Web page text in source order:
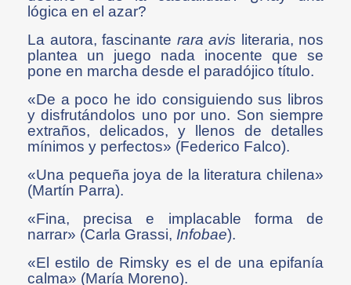
lógica en el azar?
La autora, fascinante rara avis literaria, nos
plantea un juego nada inocente que se
pone en marcha desde el paradójico título.
«De a poco he ido consiguiendo sus libros
y disfrutándolos uno por uno. Son siempre
extraños, delicados, y llenos de detalles
mínimos y perfectos» (Federico Falco).
«Una pequeña joya de la literatura chilena»
(Martín Parra).
«Fina, precisa e implacable forma de
narrar» (Carla Grassi, Infobae).
«El estilo de Rimsky es el de una epifanía
calma» (María Moreno).